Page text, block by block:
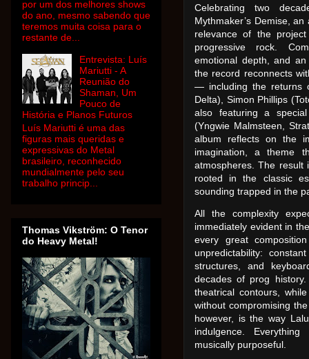
Celebrating two
Mythmaker’s Demise,
relevance of the
progressive rock.
emotional depth, and
the record reconnects
— including the returns
Delta), Simon Phillips
also featuring a
(Yngwie Malmsteen,
album reflects on the
imagination, a theme
atmospheres. The result
rooted in the classic
sounding trapped in the
All the complexity
immediately evident in
every great
unpredictability:
structures, and
decades of prog
theatrical contours,
without compromising
however, is the way
indulgence.
musically purposeful.
por um dos melhores shows
do ano, mesmo sabendo que
teremos muita coisa para o
restante de...
Entrevista: Luís
Mariutti - A
Reunião do
Shaman, Um
Pouco de
História e Planos Futuros
Luís Mariutti é uma das
figuras mais queridas e
expressivas do Metal
brasileiro, reconhecido
mundialmente pelo seu
trabalho princip...
Thomas Vikström: O Tenor
do Heavy Metal!